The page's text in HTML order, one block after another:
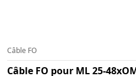
Câble FO
Câble FO pour ML 25-